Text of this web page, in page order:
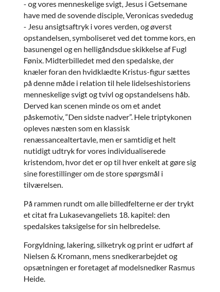
- og vores menneskelige svigt, Jesus i Getsemane
have med de sovende disciple, Veronicas svededug
- Jesu ansigtsaftryk i vores verden, og øverst
opstandelsen, symboliseret ved det tomme kors, en
basunengel og en helligåndsdue skikkelse af Fugl
Fønix. Midterbilledet med den spedalske, der
knæler foran den hvidklædte Kristus-figur sættes
på denne måde i relation til hele lidelseshistoriens
menneskelige svigt og tvivl og opstandelsens håb.
Derved kan scenen minde os om et andet
påskemotiv, “Den sidste nadver”. Hele triptykonen
opleves næsten som en klassisk
renæssancealtertavle, men er samtidig et helt
nutidigt udtryk for vores individualiserede
kristendom, hvor det er op til hver enkelt at gøre sig
sine forestillinger om de store spørgsmål i
tilværelsen.
På rammen rundt om alle billedfelterne er der trykt
et citat fra Lukasevangeliets 18. kapitel: den
spedalskes taksigelse for sin helbredelse.
Forgyldning, lakering, silketryk og print er udført af
Nielsen & Kromann, mens snedkerarbejdet og
opsætningen er foretaget af modelsnedker Rasmus
Heide.